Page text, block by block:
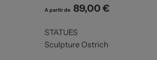
A partir de Prix
89,00 €
STATUES
Sculpture Ostrich